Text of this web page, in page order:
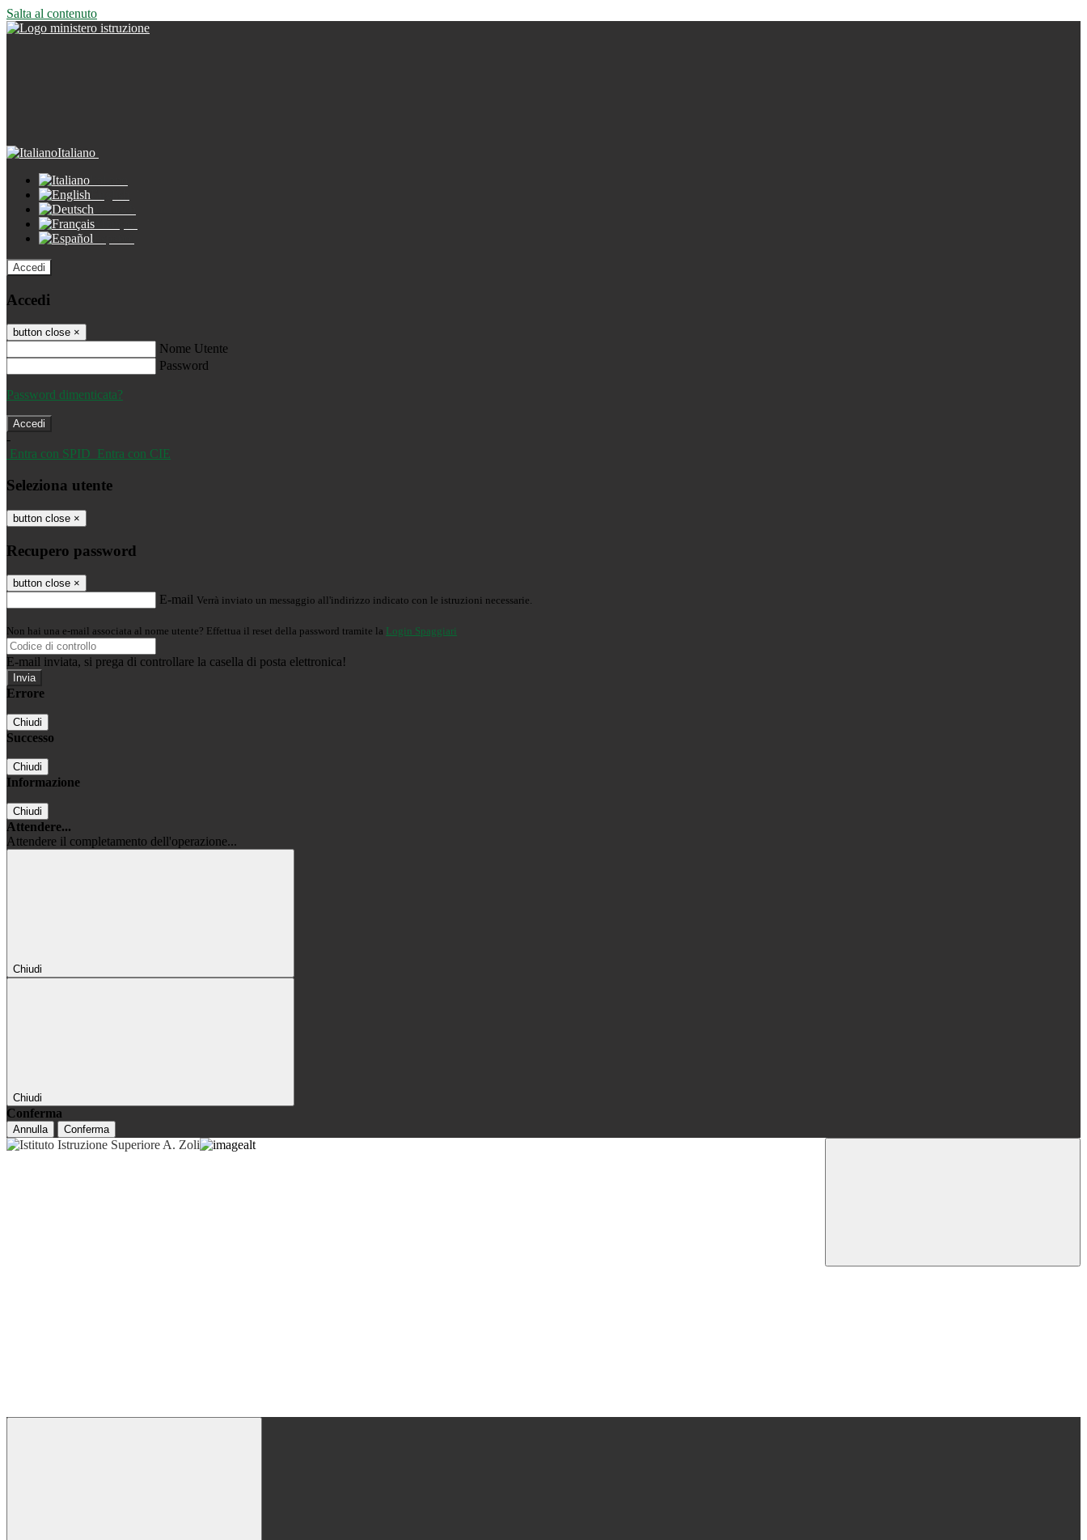
Salta al contenuto
Italiano
Accedi
Accedi
button close ×
Nome Utente
Password
Password dimenticata?
-
Entra con SPID Entra con CIE
Seleziona utente
button close ×
Recupero password
button close ×
E-mail Verrà inviato un messaggio all'indirizzo indicato con le istruzioni necessarie.
Non hai una e-mail associata al nome utente? Effettua il reset della password tramite la Login Spaggiari
E-mail inviata, si prega di controllare la casella di posta elettronica!
Errore
Chiudi
Successo
Chiudi
Informazione
Chiudi
Attendere...
Attendere il completamento dell'operazione...
Chiudi
Chiudi
Conferma
Annulla Conferma